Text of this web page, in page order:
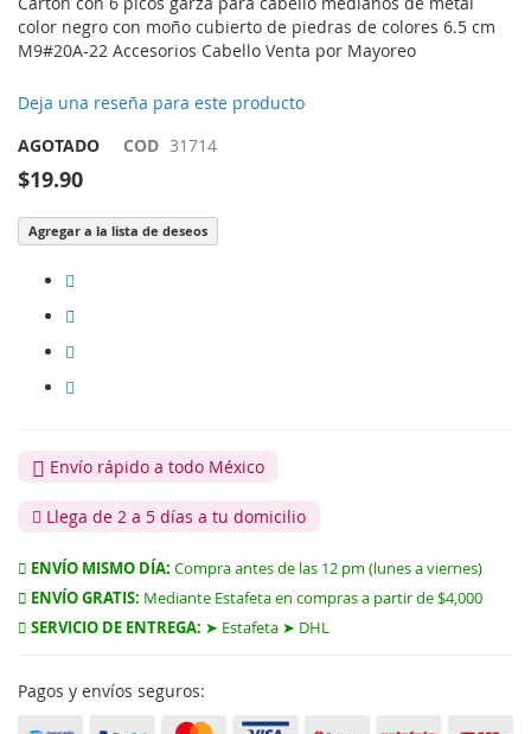
color negro con moño cubierto de piedras de colores 6.5 cm
M9#20A-22 Accesorios Cabello Venta por Mayoreo
Deja una reseña para este producto
AGOTADO
COD 31714
$19.90
Agregar a la lista de deseos
Envío rápido a todo México
Llega de 2 a 5 días a tu domicilio
ENVÍO MISMO DÍA: Compra antes de las 12 pm (lunes a viernes)
ENVÍO GRATIS: Mediante Estafeta en compras a partir de $4,000
SERVICIO DE ENTREGA: ➤ Estafeta ➤ DHL
Pagos y envíos seguros: